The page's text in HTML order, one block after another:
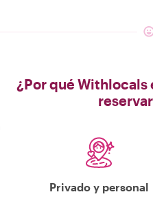
¿Por qué Withlocals
Privado y personal